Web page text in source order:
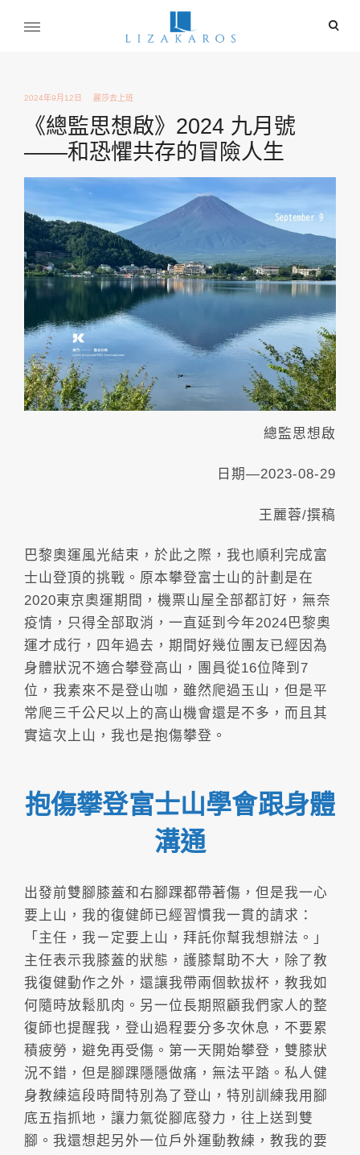
open
2024年9月12日 麗莎去上班
《總監思想啟》2024 九月號
——和恐懼共存的冒險人生
總監思想啟
日期—2023-08-29
王麗蓉/撰稿
巴黎奧運風光結束，於此之際，我也順利完成富
士山登頂的挑戰。原本攀登富士山的計劃是在
2020東京奧運期間，機票山屋全部都訂好，無奈
疫情，只得全部取消，一直延到今年2024巴黎奧
運才成行，四年過去，期間好幾位團友已經因為
身體狀況不適合攀登高山，團員從16位降到7
位，我素來不是登山咖，雖然爬過玉山，但是平
常爬三千公尺以上的高山機會還是不多，而且其
實這次上山，我也是抱傷攀登。
抱傷攀登富士山學會跟身體
溝通
出發前雙腳膝蓋和右腳踝都帶著傷，但是我一心
要上山，我的復健師已經習慣我一貫的請求：
「主任，我ㄧ定要上山，拜託你幫我想辦法。」
主任表示我膝蓋的狀態，護膝幫助不大，除了教
我復健動作之外，還讓我帶兩個軟拔杯，教我如
何隨時放鬆肌肉。另一位長期照顧我們家人的整
復師也提醒我，登山過程要分多次休息，不要累
積疲勞，避免再受傷。第一天開始攀登，雙膝狀
況不錯，但是腳踝隱隱做痛，無法平踏。私人健
身教練這段時間特別為了登山，特別訓練我用腳
底五指抓地，讓力氣從腳底發力，往上送到雙
腳。我還想起另外一位戶外運動教練，教我的要